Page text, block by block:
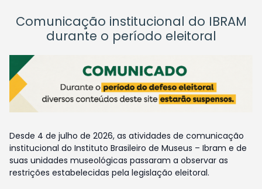
Comunicação institucional do IBRAM
durante o período eleitoral
Desde 4 de julho de 2026, as atividades de comunicação
institucional do Instituto Brasileiro de Museus – Ibram e de
suas unidades museológicas passaram a observar as
restrições estabelecidas pela legislação eleitoral.